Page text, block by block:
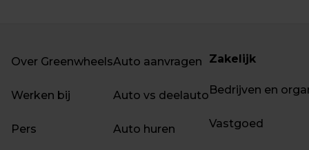
Over Greenwheels
Werken bij
Pers
Auto aanvragen
Auto vs deelauto
Auto huren
Zakelijk
Bedrijven en
Vastgoed